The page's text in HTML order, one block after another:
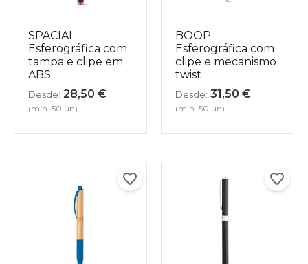
SPACIAL.
Esferográfica com
tampa e clipe em
ABS
Desde: 28,50 €
(mín. 50 un)
BOOP.
Esferográfica com
clipe e mecanismo
twist
Desde: 31,50 €
(mín. 50 un)